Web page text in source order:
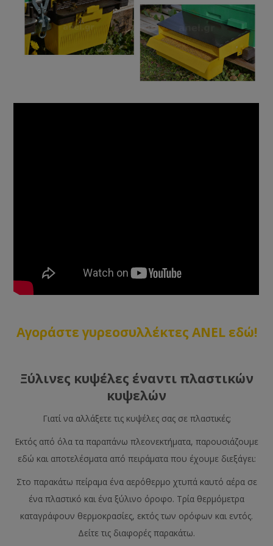
Αγοράστε γυρεοσυλλέκτες ANEL εδώ!
Ξύλινες κυψέλες έναντι πλαστικών
κυψελών
Γιατί να αλλάξετε τις κυψέλες σας σε πλαστικές;
Εκτός από όλα τα παραπάνω πλεονεκτήματα, παρουσιάζουμε
εδώ και αποτελέσματα από πειράματα που έχουμε διεξάγει:
Στο παρακάτω πείραμα ένα αερόθερμο χτυπά καυτό αέρα σε
ένα πλαστικό και ένα ξύλινο όροφο. Τρία θερμόμετρα
καταγράφουν θερμοκρασίες, εκτός των ορόφων και εντός.
Δείτε τις διαφορές παρακάτω.